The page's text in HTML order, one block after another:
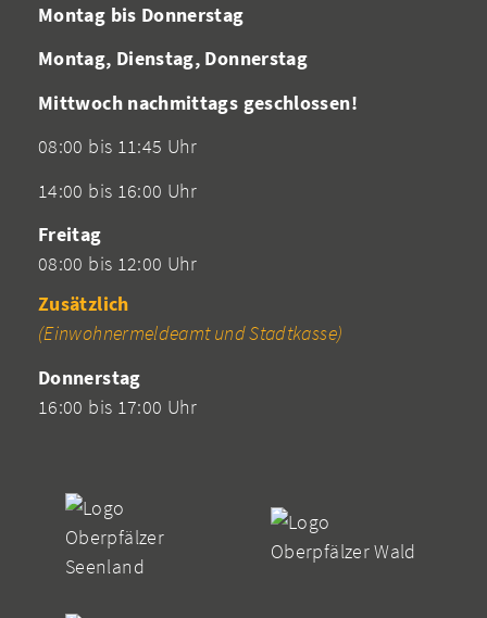
Montag bis Donnerstag
Montag, Dienstag, Donnerstag
Mittwoch nachmittags geschlossen!
08:00 bis 11:45 Uhr
14:00 bis 16:00 Uhr
Freitag
08:00 bis 12:00 Uhr
Zusätzlich
(Einwohnermeldeamt und Stadtkasse)
Donnerstag
16:00 bis 17:00 Uhr